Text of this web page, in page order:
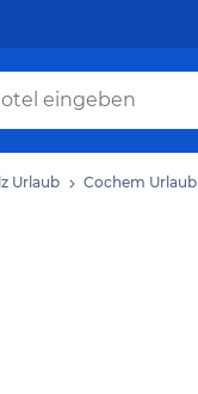
Urlaub Cochem Urlaub